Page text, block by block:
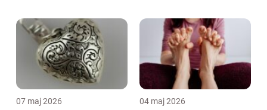
produkter för att förbereda huden oc...
07 maj 2026 04 maj 2026